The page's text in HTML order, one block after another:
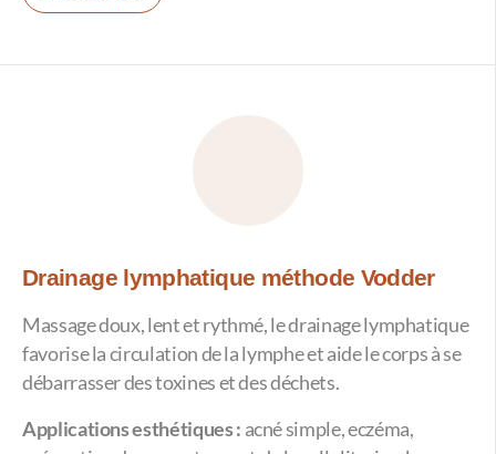
Drainage lymphatique méthode Vodder
Massage doux, lent et rythmé, le drainage lymphatique
favorise la circulation de la lymphe et aide le corps à se
débarrasser des toxines et des déchets.
Applications esthétiques : acné simple, eczéma,